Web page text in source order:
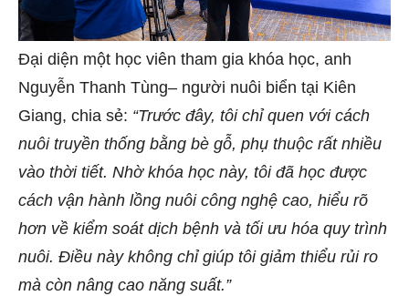
Đại diện một học viên tham gia khóa học, anh
Nguyễn Thanh Tùng– người nuôi biển tại Kiên
Giang, chia sẻ: “Trước đây, tôi chỉ quen với cách
nuôi truyền thống bằng bè gỗ, phụ thuộc rất nhiều
vào thời tiết. Nhờ khóa học này, tôi đã học được
cách vận hành lồng nuôi công nghệ cao, hiểu rõ
hơn về kiểm soát dịch bệnh và tối ưu hóa quy trình
nuôi. Điều này không chỉ giúp tôi giảm thiểu rủi ro
mà còn nâng cao năng suất.”